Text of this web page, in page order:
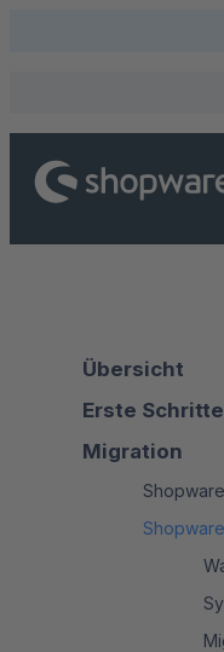
Übersicht
Erste Schritte
Migration